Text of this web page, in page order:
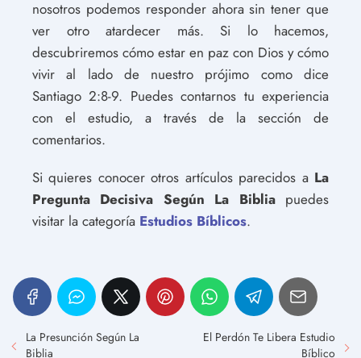
nosotros podemos responder ahora sin tener que
ver otro atardecer más. Si lo hacemos,
descubriremos cómo estar en paz con Dios y cómo
vivir al lado de nuestro prójimo como dice
Santiago 2:8-9. Puedes contarnos tu experiencia
con el estudio, a través de la sección de
comentarios.
Si quieres conocer otros artículos parecidos a La
Pregunta Decisiva Según La Bibliapuedes
visitar la categoría Estudios Bíblicos.
La Presunción Según La
Biblia
El Perdón Te Libera Estudio
Bíblico